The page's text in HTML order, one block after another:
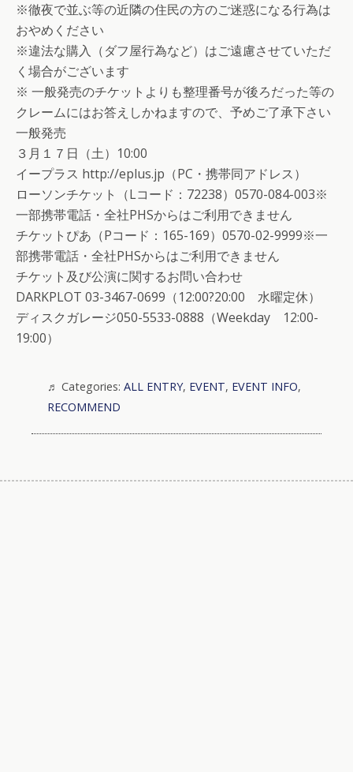
※徹夜で並ぶ等の近隣の住民の方のご迷惑になる行為は
おやめください
※違法な購入（ダフ屋行為など）はご遠慮させていただ
く場合がございます
※ 一般発売のチケットよりも整理番号が後ろだった等の
クレームにはお答えしかねますので、予めご了承下さい
一般発売
３月１７日（土）10:00
イープラス http://eplus.jp（PC・携帯同アドレス）
ローソンチケット（Lコード：72238）0570-084-003※
一部携帯電話・全社PHSからはご利用できません
チケットぴあ（Pコード：165-169）0570-02-9999※一
部携帯電話・全社PHSからはご利用できません
チケット及び公演に関するお問い合わせ
DARKPLOT 03-3467-0699（12:00?20:00 水曜定休）
ディスクガレージ050-5533-0888（Weekday 12:00-
19:00）
Categories: ALL ENTRY, EVENT, EVENT INFO,
RECOMMEND